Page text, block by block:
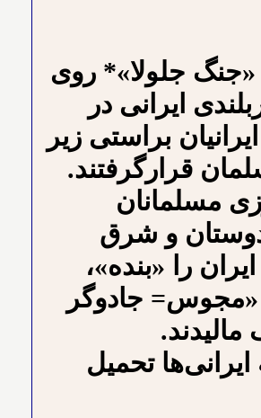
«جنگ جلولا»* روی
ایرانی در
براستی زیر
قرارگرفتند.
مسلمانان
و شرق
را «بنده»،
«مجوس= جادوگر
مالیدند.
تحمیل